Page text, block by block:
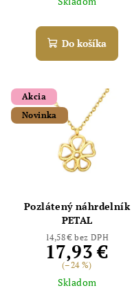
Do košíka
Akcia
Novinka
Pozlátený náhrdelník
PETAL
14,58 € bez DPH
17,93 €
(–24 %)
Skladom